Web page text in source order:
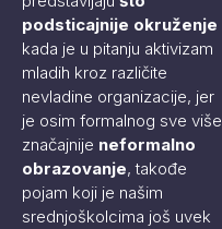
podsticajnije okruženje
kada je u pitanju aktivizam
mladih kroz različite
nevladine organizacije, jer
je osim formalnog sve više
značajnije neformalno
obrazovanje, takođe
pojam koji je našim
srednjoškolcima još uvek